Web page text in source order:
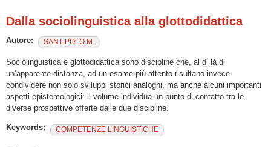
Dalla sociolinguistica alla glottodidattica
Autore: SANTIPOLO M.
Sociolinguistica e glottodidattica sono discipline che, al di là di
un’apparente distanza, ad un esame più attento risultano invece
condividere non solo sviluppi storici analoghi, ma anche alcuni importanti
aspetti epistemologici: il volume individua un punto di contatto tra le
diverse prospettive offerte dalle due discipline.
Keywords: COMPETENZE LINGUISTICHE